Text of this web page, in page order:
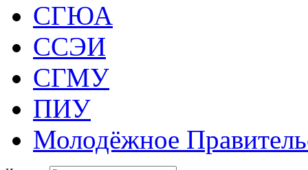
СГЮА
ССЭИ
СГМУ
ПИУ
Молодёжное